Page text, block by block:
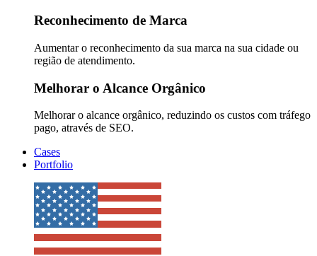
Reconhecimento de Marca
Aumentar o reconhecimento da sua marca na sua cidade ou
região de atendimento.
Melhorar o Alcance Orgânico
Melhorar o alcance orgânico, reduzindo os custos com tráfego
pago, através de SEO.
Cases
Portfolio